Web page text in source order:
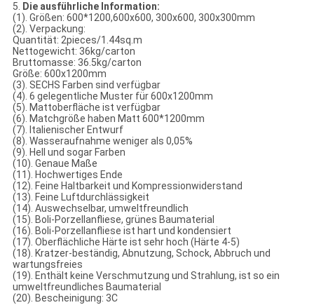
5. Die ausführliche Information:
(1). Größen: 600*1200,600x600, 300x600, 300x300mm
(2). Verpackung:
Quantität: 2pieces/1.44sq.m
Nettogewicht: 36kg/carton
Bruttomasse: 36.5kg/carton
Größe: 600x1200mm
(3). SECHS Farben sind verfügbar
(4). 6 gelegentliche Muster für 600x1200mm
(5). Mattoberfläche ist verfügbar
(6). Matchgröße haben Matt 600*1200mm
(7). Italienischer Entwurf
(8). Wasseraufnahme weniger als 0,05%
(9). Hell und sogar Farben
(10). Genaue Maße
(11). Hochwertiges Ende
(12). Feine Haltbarkeit und Kompressionwiderstand
(13). Feine Luftdurchlässigkeit
(14). Auswechselbar, umweltfreundlich
(15). Boli-Porzellanfliese, grünes Baumaterial
(16). Boli-Porzellanfliese ist hart und kondensiert
(17). Oberflächliche Härte ist sehr hoch (Härte 4-5)
(18). Kratzer-beständig, Abnutzung, Schock, Abbruch und
wartungsfreies
(19). Enthält keine Verschmutzung und Strahlung, ist so ein
umweltfreundliches Baumaterial
(20). Bescheinigung: 3C